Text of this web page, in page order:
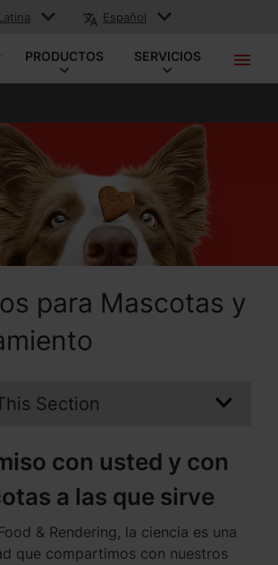
Español
PRODUCTOS SERVICIOS
para Mascotas y
Section
con usted y con
a las que sirve
& Rendering, la ciencia es una
que compartimos con nuestros